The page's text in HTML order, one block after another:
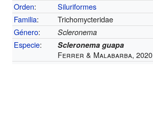
Orden:
Siluriformes
Familia:
Trichomycteridae
Género: Scleronema
Especie: Scleronema guapa
Ferrer & Malabarba, 2020